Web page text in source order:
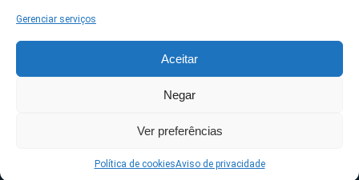
Gerenciar serviços
Aceitar
Negar
Ver preferências
Política de cookiesAviso de privacidade
*Datasul, Fluig, Protheus, RM e TOTVS são uma
direitos reservados.Políticas de privacidade